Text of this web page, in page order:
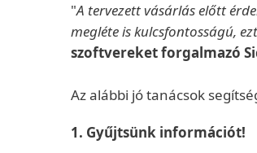
"A tervezett vásárlás előtt
megléte is kulcsfontosságú,
szoftvereket forgalmazó
Az alábbi jó tanácsok
1. Gyűjtsünk információt!